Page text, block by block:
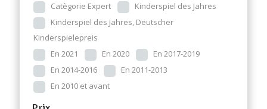
Catègorie Expert
Kinderspiel des Jahres
Kinderspiel des Jahres, Deutscher
Kinderspielepreis
En 2021
En 2020
En 2017-2019
En 2014-2016
En 2011-2013
En 2010 et avant